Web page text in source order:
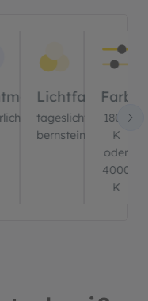
Lichtfarbe(n)
tageslichtweiß,
bernstein
1800
K
oder
4000
K